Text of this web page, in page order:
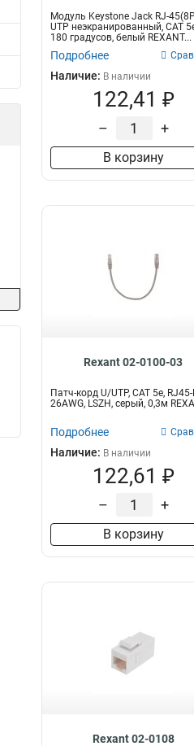
Модуль Keystone Jack RJ-
UTP неэкранированный, CAT
180 градусов, белый REXANT...
Подробнее
Наличие: В наличии
122,41 ₽
– +
В корзину
Rexant 02-0100-03
Патч-корд U/UTP, CAT 5e,
26AWG, LSZH, серый, 0,3м
Подробнее
Наличие: В наличии
122,61 ₽
– +
В корзину
Rexant 02-0108